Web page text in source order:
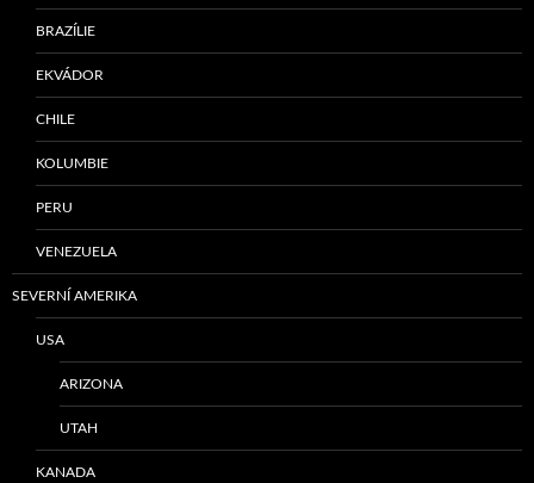
BRAZÍLIE
EKVÁDOR
CHILE
KOLUMBIE
PERU
VENEZUELA
SEVERNÍ AMERIKA
USA
ARIZONA
UTAH
KANADA